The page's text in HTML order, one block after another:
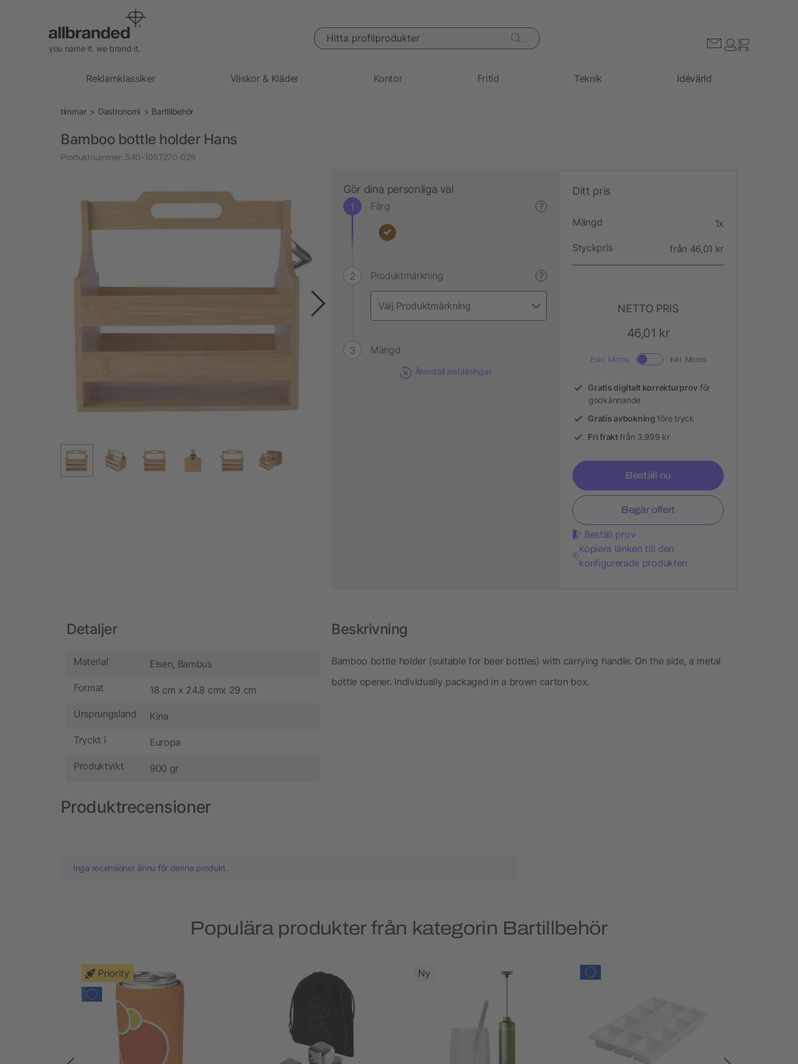
you name it. we brand it.
Hitta profilprodukter
Reklamklassiker Väskor & Kläder Kontor Fritid Teknik Idévärld
timmar Gastronomi Bartillbehör
Bamboo bottle holder Hans
Produktnummer: 540-1097270-029
Gör dina personliga val
Färg ?
Produktmärkning ?
Mängd
Återställ inställningar
Ditt pris
Mängd 1x
Styckpris från 46,01 kr
NETTO PRIS
46,01 kr
Exkl. Moms. Inkl. Moms
Gratis digitalt korrekturprov för
godkännande
Gratis avbokning före tryck
Fri fraktfrån 3.999 kr
Beställ nu
Begär offert
Beställ prov
Kopiera länken till den
konfigurerade produkten
Detaljer
Material Eisen, Bambus
Format 18 cm x 24.8 cmx 29 cm
Ursprungsland Kina
Tryckt i Europa
Produktvikt 900 gr
Beskrivning
Bamboo bottle holder (suitable for beer bottles) with carrying handle. On the side, a metal
bottle opener. Individually packaged in a brown carton box.
Produktrecensioner
Inga recensioner ännu för denna produkt.
Populära produkter från kategorin Bartillbehör
Priority Ny